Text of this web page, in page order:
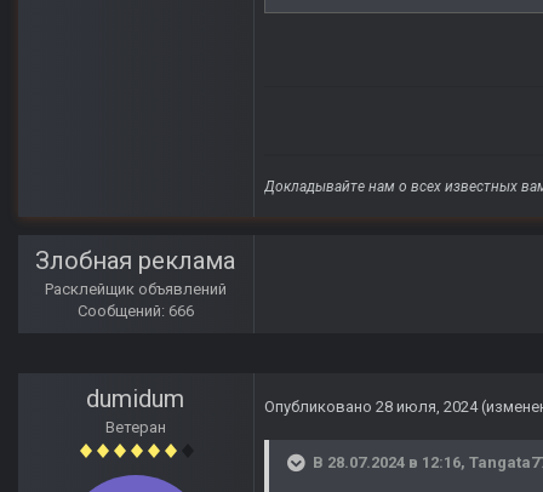
Докладывайте нам о всех известных
Злобная реклама
Расклейщик объявлений
Сообщений: 666
dumidum
Ветеран
Опубликовано 28 июля, 2024
В 28.07.2024 в 12:16,